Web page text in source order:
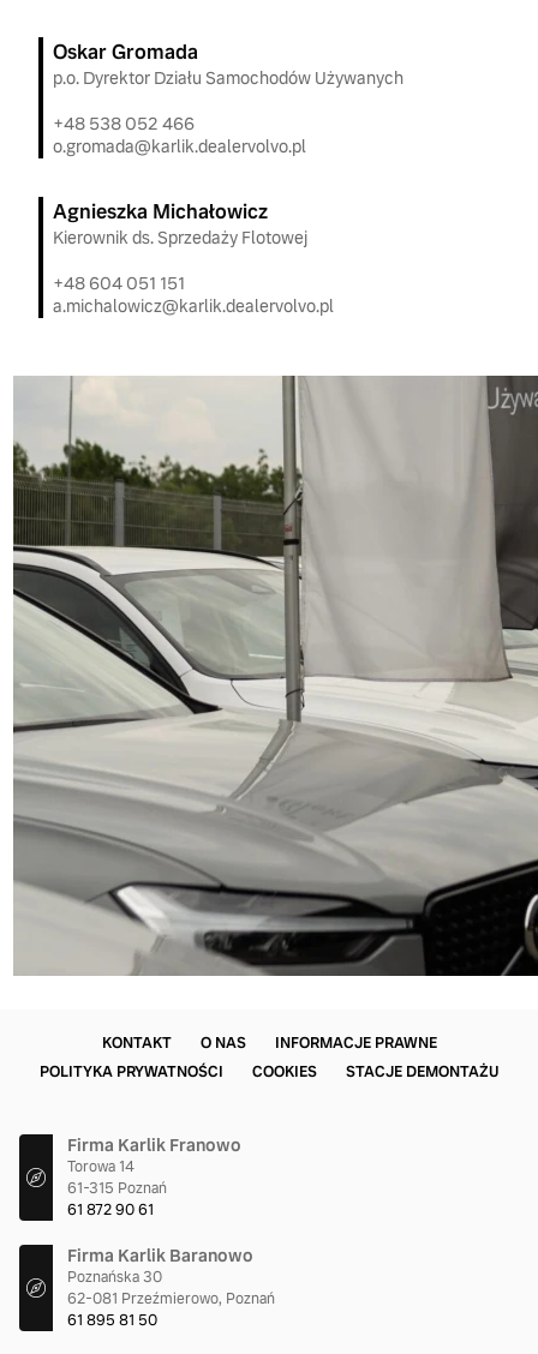
Oskar Gromada
p.o. Dyrektor Działu Samochodów Używanych
+48 538 052 466
o.gromada@karlik.dealervolvo.pl
Agnieszka Michałowicz
Kierownik ds. Sprzedaży Flotowej
+48 604 051 151
a.michalowicz@karlik.dealervolvo.pl
KONTAKT O NAS
INFORMACJE PRAWNE
POLITYKA PRYWATNOŚCI
COOKIES STACJE DEMONTAŻU
Firma Karlik Franowo
Torowa 14
61-315 Poznań
61 872 90 61
Firma Karlik Baranowo
Poznańska 30
62-081 Przeźmierowo, Poznań
61 895 81 50